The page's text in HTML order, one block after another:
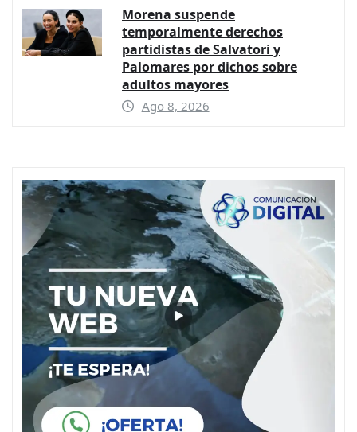
Morena suspende
temporalmente derechos
partidistas de Salvatori y
Palomares por dichos sobre
adultos mayores
Ago 8, 2026